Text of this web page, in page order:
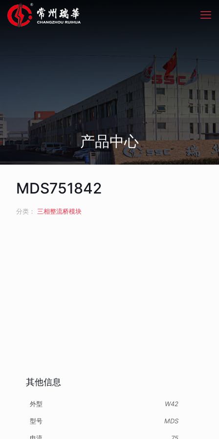
产品中心
MDS751842
分类： 三相整流桥模块
其他信息
外型 W42
型号 MDS